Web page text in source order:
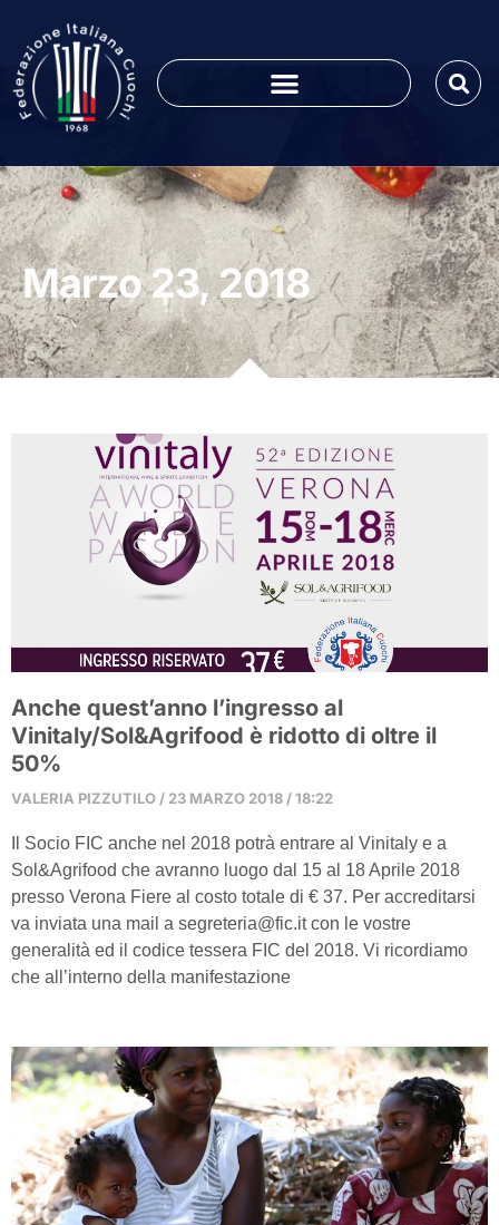
Marzo 23, 2018
Anche quest’anno l’ingresso al
Vinitaly/Sol&Agrifood è ridotto di oltre il
50%
VALERIA PIZZUTILO 23 MARZO 2018 18:22
Il Socio FIC anche nel 2018 potrà entrare al Vinitaly e a
Sol&Agrifood che avranno luogo dal 15 al 18 Aprile 2018
presso Verona Fiere al costo totale di € 37. Per accreditarsi
va inviata una mail a segreteria@fic.it con le vostre
generalità ed il codice tessera FIC del 2018. Vi ricordiamo
che all’interno della manifestazione